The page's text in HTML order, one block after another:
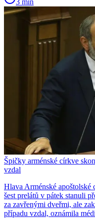
3 min
Špičky arménské církve
vzdal
Hlava Arménské
šest prelátů v pátek stanuli
za zavřenými dveřmi, ale
případu vzdal, oznámila